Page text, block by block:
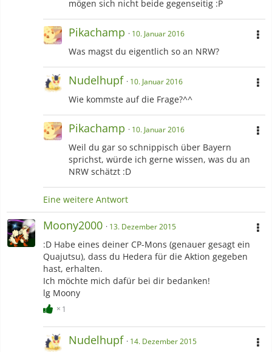
mögen sich nicht beide gegenseitig :P
Pikachamp 10. Januar 2016
Was magst du eigentlich so an NRW?
Nudelhupf 10. Januar 2016
Wie kommste auf die Frage?^^
Pikachamp 10. Januar 2016
Weil du gar so schnippisch über Bayern
sprichst, würde ich gerne wissen, was du an
NRW schätzt :D
Eine weitere Antwort
Moony2000 13. Dezember 2015
:D Habe eines deiner CP-Mons (genauer gesagt ein
Quajutsu), dass du Hedera für die Aktion gegeben
hast, erhalten.
Ich möchte mich dafür bei dir bedanken!
lg Moony
1
Nudelhupf 14. Dezember 2015